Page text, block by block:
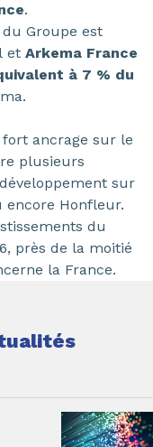
.
du Groupe est
et Arkema France
à 7 % du
fort ancrage sur le
plusieurs
sur
encore Honfleur.
du
près de la moitié
la France.